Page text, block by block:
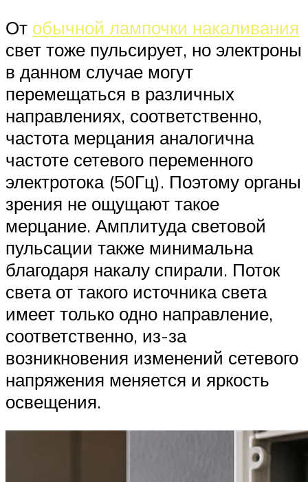
От обычной лампочки накаливания
свет тоже пульсирует, но электроны
в данном случае могут
перемещаться в различных
направлениях, соответственно,
частота мерцания аналогична
частоте сетевого переменного
электротока (50Гц). Поэтому органы
зрения не ощущают такое
мерцание. Амплитуда световой
пульсации также минимальна
благодаря накалу спирали. Поток
света от такого источника света
имеет только одно направление,
соответственно, из-за
возникновения изменений сетевого
напряжения меняется и яркость
освещения.